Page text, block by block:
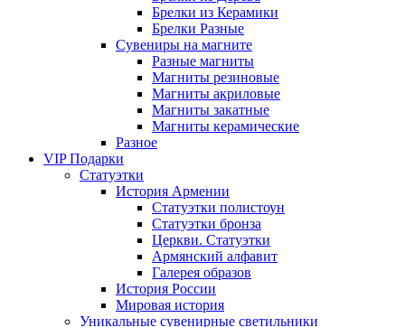
Брелки из Керамики
Брелки Разные
Сувениры на магните
Разные магниты
Магниты резиновые
Магниты акриловые
Магниты закатные
Магниты керамические
Разное
VIP Подарки
Статуэтки
История Армении
Статуэтки полистоун
Статуэтки бронза
Церкви. Статуэтки
Армянский алфавит
Галерея образов
История России
Мировая история
Уникальные сувенирные светильники